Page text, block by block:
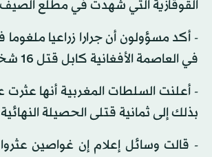
القوقازية التي شهدت في مطلع
- أكد مسؤولون أن جرارا زراعيا
في العاصمة الأفغانية كابل قتل 16 شخصا على الأقل وأصاب 119.
- أعلنت السلطات المغربية أنها
بذلك إلى ثمانية قتلى الحصيلة